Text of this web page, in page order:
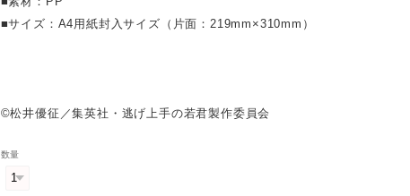
■サイズ：A4用紙封入サイズ（片面：219mm×310mm）
©松井優征／集英社・逃げ上手の若君製作委員会
数量